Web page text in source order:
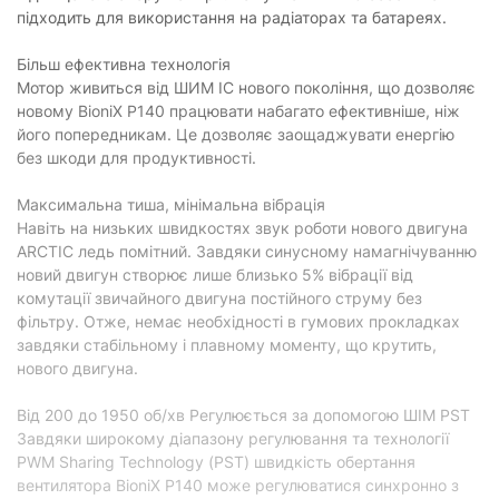
Колір корпусу:
чорний/червоний
Колір крильчатки:
чорний
Розміри:
140 х 140 х 28 мм
Товщина:
28 мм
Характеристики та комплектація товару можуть змінюватися
виробником без повідомлення.
підходить для використання на радіаторах та батареях.
Більш ефективна технологія
Мотор живиться від ШИМ ІС нового покоління, що дозволяє
новому BioniX P140 працювати набагато ефективніше, ніж
його попередникам. Це дозволяє заощаджувати енергію
без шкоди для продуктивності.
Максимальна тиша, мінімальна вібрація
Навіть на низьких швидкостях звук роботи нового двигуна
ARCTIC ледь помітний. Завдяки синусному намагнічуванню
новий двигун створює лише близько 5% вібрації від
комутації звичайного двигуна постійного струму без
фільтру. Отже, немає необхідності в гумових прокладках
завдяки стабільному і плавному моменту, що крутить,
нового двигуна.
Від 200 до 1950 об/хв Регулюється за допомогою ШІМ PST
Завдяки широкому діапазону регулювання та технології
PWM Sharing Technology (PST) швидкість обертання
вентилятора BioniX P140 може регулюватися синхронно з